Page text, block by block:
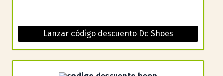
Lanzar código descuento Dc Shoes